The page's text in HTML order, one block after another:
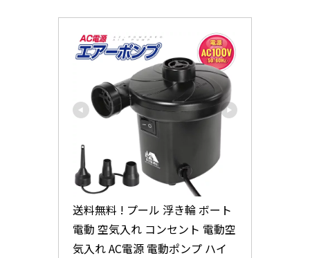
送料無料 ! プール 浮き輪 ボート
電動 空気入れ コンセント 電動空
気入れ AC電源 電動ポンプ ハイ